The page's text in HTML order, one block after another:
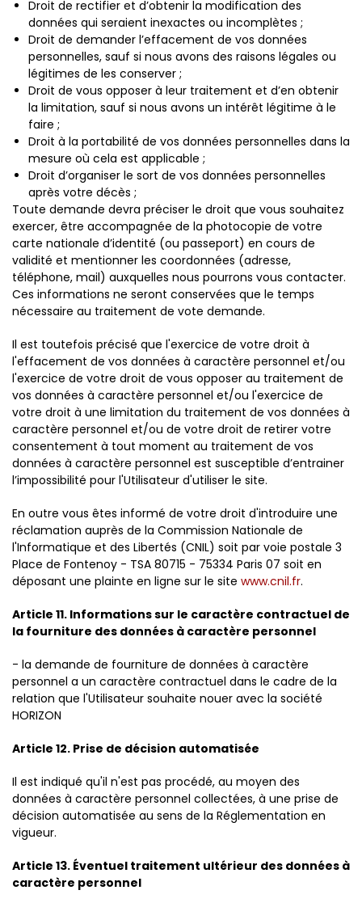
Droit de rectifier et d’obtenir la modification des
données qui seraient inexactes ou incomplètes ;
Droit de demander l’effacement de vos données
personnelles, sauf si nous avons des raisons légales ou
légitimes de les conserver ;
Droit de vous opposer à leur traitement et d’en obtenir
la limitation, sauf si nous avons un intérêt légitime à le
faire ;
Droit à la portabilité de vos données personnelles dans la
mesure où cela est applicable ;
Droit d’organiser le sort de vos données personnelles
après votre décès ;
Toute demande devra préciser le droit que vous souhaitez
exercer, être accompagnée de la photocopie de votre
carte nationale d’identité (ou passeport) en cours de
validité et mentionner les coordonnées (adresse,
téléphone, mail) auxquelles nous pourrons vous contacter.
Ces informations ne seront conservées que le temps
nécessaire au traitement de vote demande.
Il est toutefois précisé que l'exercice de votre droit à
l'effacement de vos données à caractère personnel et/ou
l'exercice de votre droit de vous opposer au traitement de
vos données à caractère personnel et/ou l'exercice de
votre droit à une limitation du traitement de vos données à
caractère personnel et/ou de votre droit de retirer votre
consentement à tout moment au traitement de vos
données à caractère personnel est susceptible d’entrainer
l’impossibilité pour l'Utilisateur d'utiliser le site.
En outre vous êtes informé de votre droit d'introduire une
réclamation auprès de la Commission Nationale de
l'Informatique et des Libertés (CNIL) soit par voie postale 3
Place de Fontenoy - TSA 80715 - 75334 Paris 07 soit en
déposant une plainte en ligne sur le site www.cnil.fr.
Article 11. Informations sur le caractère contractuel de
la fourniture des données à caractère personnel
- la demande de fourniture de données à caractère
personnel a un caractère contractuel dans le cadre de la
relation que l'Utilisateur souhaite nouer avec la société
HORIZON
Article 12. Prise de décision automatisée
Il est indiqué qu'il n'est pas procédé, au moyen des
données à caractère personnel collectées, à une prise de
décision automatisée au sens de la Réglementation en
vigueur.
Article 13. Éventuel traitement ultérieur des données à
caractère personnel